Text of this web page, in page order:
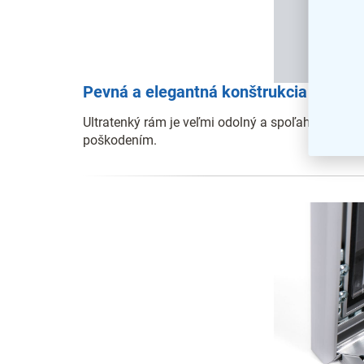
Pevná a elegantná konštrukcia
Ultratenký rám je veľmi odolný a spoľahlivo tak
poškodením.